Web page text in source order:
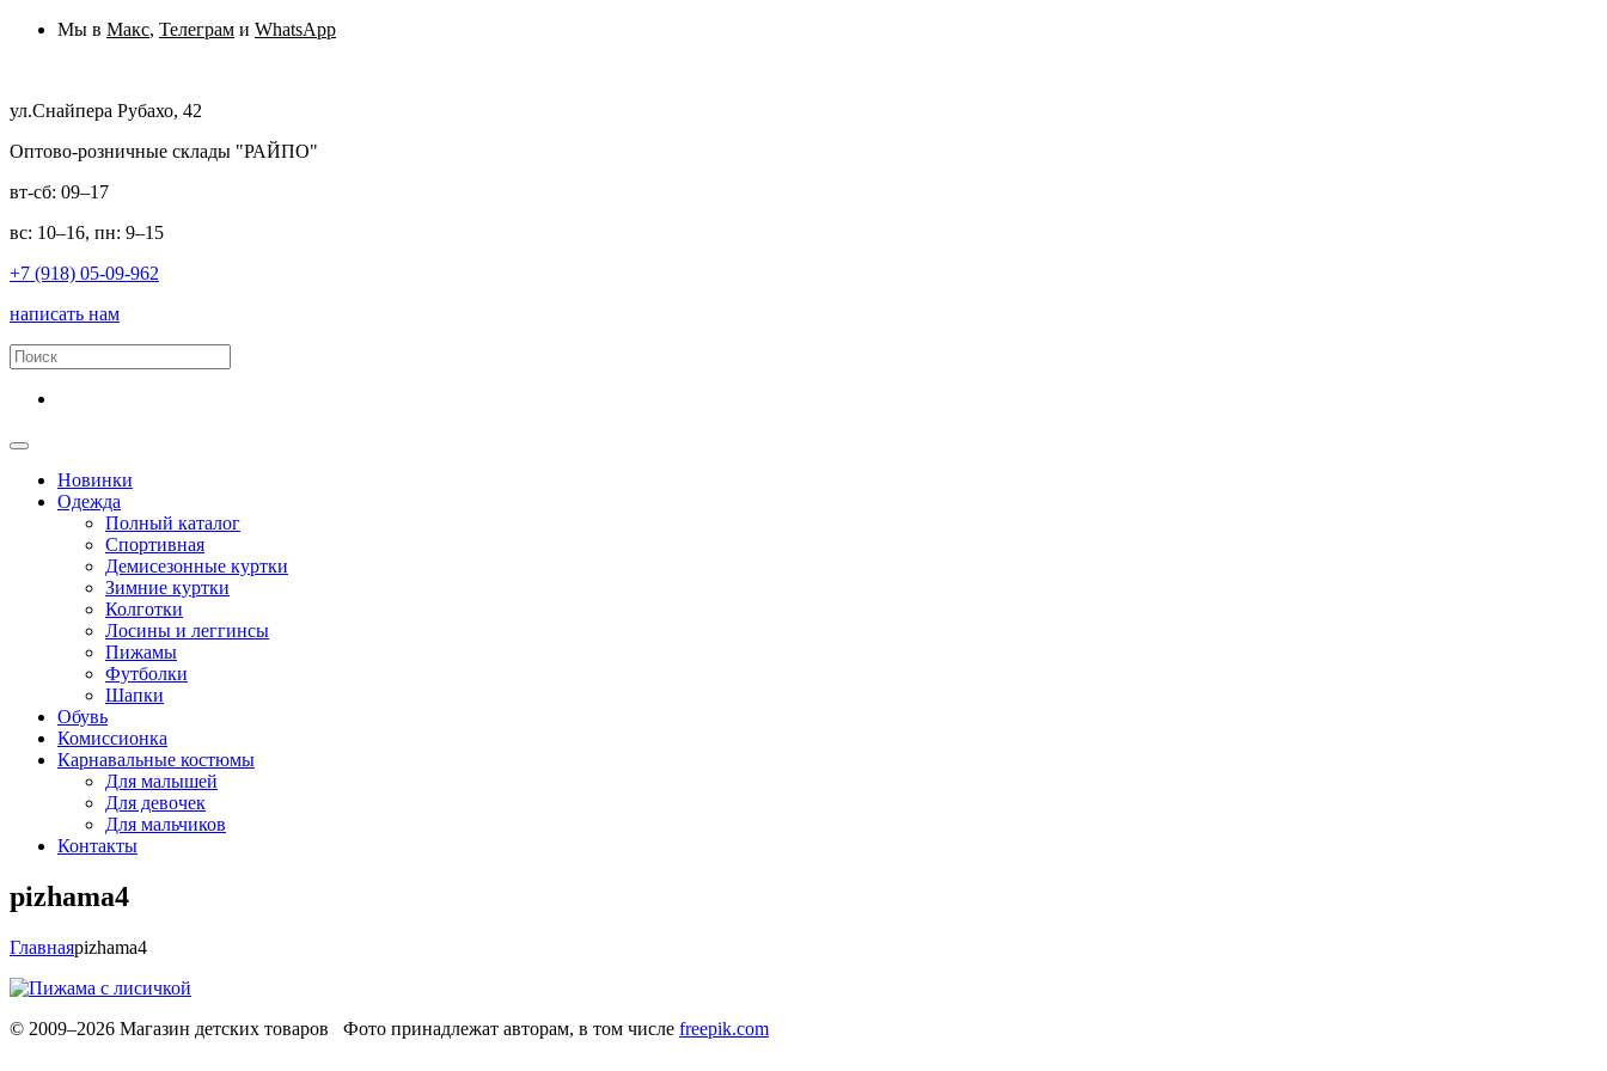
Мы в Макс, Телеграм и WhatsApp
ул.Снайпера Рубахо, 42
Оптово-розничные склады "РАЙПО"
вт-сб: 09–17
вс: 10–16, пн: 9–15
+7 (918) 05-09-962
написать нам
Новинки
Одежда
Полный каталог
Спортивная
Демисезонные куртки
Зимние куртки
Колготки
Лосины и леггинсы
Пижамы
Футболки
Шапки
Обувь
Комиссионка
Карнавальные костюмы
Для малышей
Для девочек
Для мальчиков
Контакты
pizhama4
Главнаяpizhama4
© 2009–2026 Магазин детских товаров Фото принадлежат авторам, в том числе freepik.com